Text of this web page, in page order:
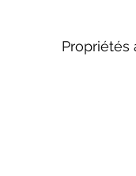
Propriétés